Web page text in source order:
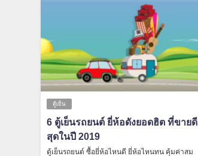
ตู้เย็น
6 ตู้เย็นรถยนต์ ยี่ห้อดังยอดฮิต ที่ขายดี
สุดในปี 2019
ตู้เย็นรถยนต์ ซื้อยี่ห้อไหนดี ยี่ห้อไหนทน คุ้มค่าสม